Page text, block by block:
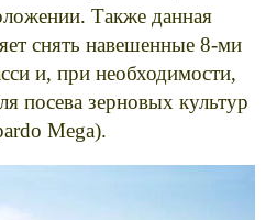
Также данная
снять навешенные 8-ми
и, при необходимости,
посева зерновых культур
Mega).